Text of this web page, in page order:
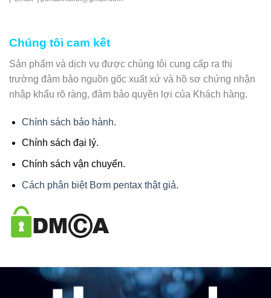
Chúng tôi cam kết
Sản phẩm và dịch vụ được chúng tôi cung cấp ra thị
trường đảm bảo nguồn gốc xuất xứ và hồ sơ chứng nhận
nhập khẩu rõ ràng, đảm bảo quyền lợi của Khách hàng.
Chính sách bảo hành.
Chính sách đại lý.
Chính sách vận chuyển.
Cách phân biệt Bơm pentax thật giả.